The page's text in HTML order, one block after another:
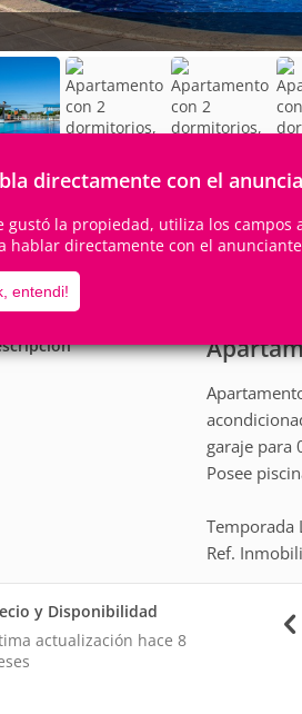
directamente con el
gustó la propiedad, utiliza los campos
hablar directamente con el
entendi!
6Personas 2
garaje para
Posee
Temporada
Ref.
y Disponibilidad
actualización hace 8